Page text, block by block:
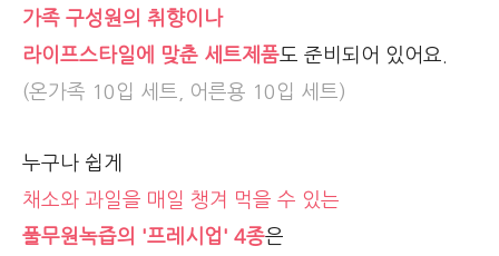
가족 구성원의 취향이나
라이프스타일에 맞춘 세트제품도 준비되어 있어요.
(온가족 10입 세트, 어른용 10입 세트)
누구나 쉽게
채소와 과일을 매일 챙겨 먹을 수 있는
풀무원녹즙의 '프레시업' 4종은